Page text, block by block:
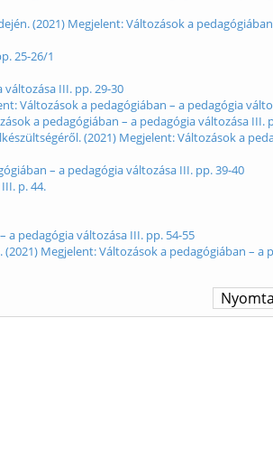
(2021) Megjelent: Változások a
25-26/1
III. pp. 29-30
Változások a pedagógiában – a pedagógia
a pedagógiában – a pedagógia változása III.
(2021) Megjelent: Változások a
– a pedagógia változása III. pp. 39-40
p. 44.
pedagógia változása III. pp. 54-55
Megjelent: Változások a pedagógiában – a